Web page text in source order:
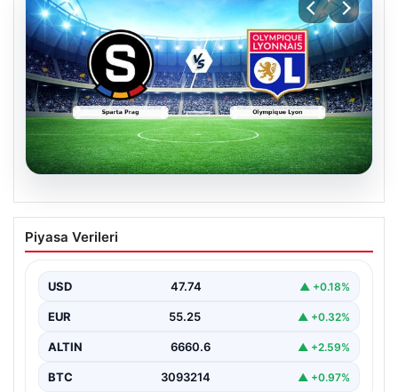
04.08.2026
CANLI | Sparta Prag – Olympique Lyon
Canlı Maç Anlatımı
Piyasa Verileri
USD 47.74 ▲ +0.18%
EUR 55.25 ▲ +0.32%
ALTIN 6660.6 ▲ +2.59%
BTC 3093214 ▲ +0.97%